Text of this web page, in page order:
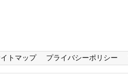
トマップ プライバシーポリシー